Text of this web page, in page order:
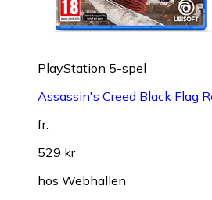
PlayStation 5-spel
Assassin's Creed Black Flag
fr.
529 kr
hos Webhallen